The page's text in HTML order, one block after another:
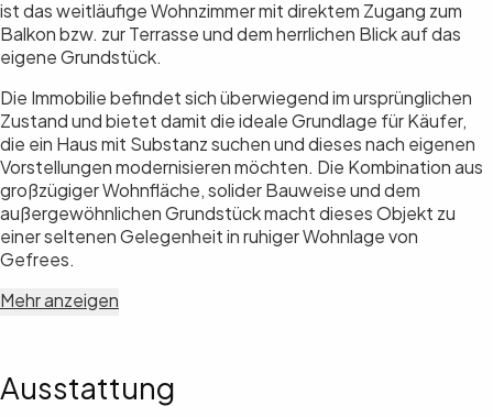
ist das weitläufige Wohnzimmer mit direktem Zugang zum
Balkon bzw. zur Terrasse und dem herrlichen Blick auf das
eigene Grundstück.
Die Immobilie befindet sich überwiegend im ursprünglichen
Zustand und bietet damit die ideale Grundlage für Käufer,
die ein Haus mit Substanz suchen und dieses nach eigenen
Vorstellungen modernisieren möchten. Die Kombination aus
großzügiger Wohnfläche, solider Bauweise und dem
außergewöhnlichen Grundstück macht dieses Objekt zu
einer seltenen Gelegenheit in ruhiger Wohnlage von
Gefrees.
Mehr anzeigen
Ausstattung